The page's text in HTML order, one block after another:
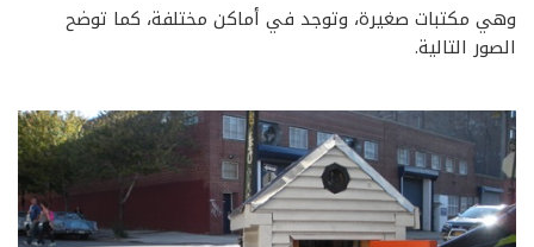
وهي مكتبات صغيرة، وتوجد في أماكن مختلفة، كما توضح
الصور التالية.